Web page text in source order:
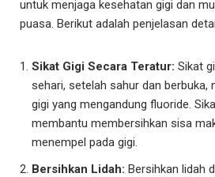
untuk menjaga kesehatan gigi dan
puasa. Berikut adalah penjelasan
Sikat Gigi Secara Teratur: Sikat
sehari, setelah sahur dan berbuka,
gigi yang mengandung fluoride.
membantu membersihkan sisa
menempel pada gigi.
Bersihkan Lidah: Bersihkan lidah